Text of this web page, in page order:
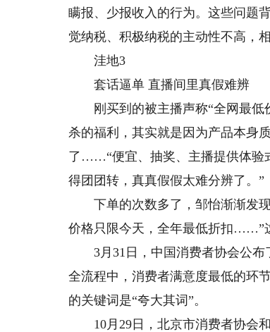
瞒报、少报收入的行为。这些问题
觉纳税、积极纳税的主动性不高，
洼地3
套话逼单 直播间里真假难辨
刚买到的被主播声称“全网最低
杀的福利，其实就是因为产品本身
了……“便宜、抽奖、主播提供体验
得团团转，真真假假太难分辨了。”
下单的次数多了，邹怡渐渐发现
价格只限今天，全年最低折扣……”
3月31日，中国消费者协会公布
全流程中，消费者满意度最低的环
的关键词是“夸大其词”。
10月29日，北京市消费者协会和